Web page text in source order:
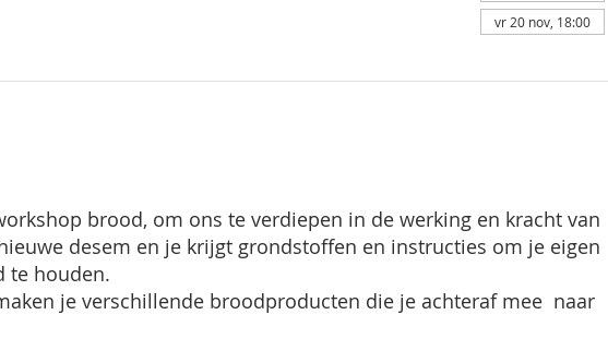
vr 20 nov, 18:00
brood, om ons te verdiepen in de werking en kracht van
desem en je krijgt grondstoffen en instructies om je eigen
te houden.
je verschillende broodproducten die je achteraf mee naar